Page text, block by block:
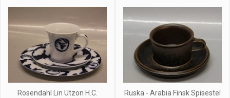
Rosendahl Lin Utzon H.C.
Ruska - Arabia Finsk Spisestel